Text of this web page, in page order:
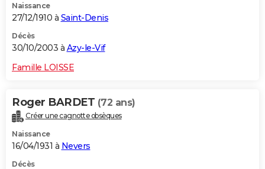
Naissance
27/12/1910 à Saint-Denis
Décès
30/10/2003 à Azy-le-Vif
Famille LOISSE
Roger BARDET (72 ans)
Créer une cagnotte obsèques
Naissance
16/04/1931 à Nevers
Décès